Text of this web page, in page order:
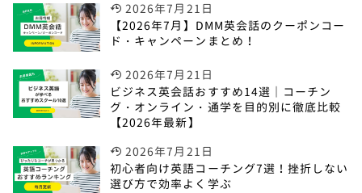
2026年7月21日
【2026年7月】DMM英会話のクーポンコー
ド・キャンペーンまとめ！
2026年7月21日
ビジネス英会話おすすめ14選｜コーチン
グ・オンライン・通学を目的別に徹底比較
【2026年最新】
2026年7月21日
初心者向け英語コーチング7選！挫折しない
選び方で効率よく学ぶ